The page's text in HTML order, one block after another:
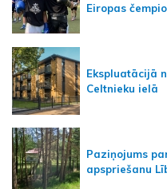
Eiropas
Ekspluatācijā
Celtnieku ielā
Paziņojums
apspriešanu